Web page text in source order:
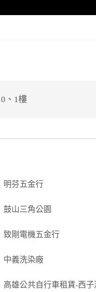
、1樓
明芬五金行
鼓山三角公園
致剛電機五金行
中義洗染廠
高雄公共自行車租賃-西子